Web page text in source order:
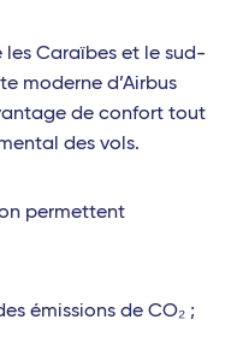
Caraïbes et le sud-
moderne d’Airbus
de confort tout
des vols.
permettent
émissions de CO₂ ;